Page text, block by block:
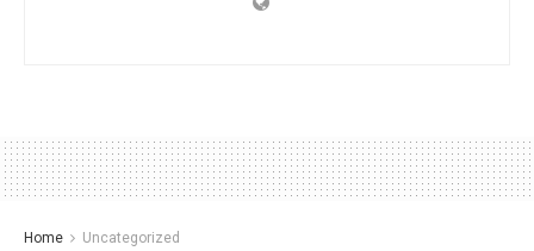
Home Uncategorized